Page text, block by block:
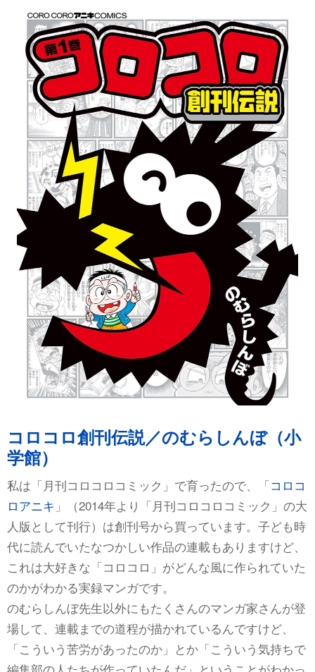
コロコロ創刊伝説／のむらしんぼ（小
学館）
私は「月刊コロコロコミック」で育ったので、「コロコ
ロアニキ 」（2014年より「月刊コロコロコミック」の大
人版として刊行）は創刊号から買っています。子ども時
代に読んでいたなつかしい作品の連載もありますけど、
これは大好きな「コロコロ」がどんな風に作られていた
のかがわかる実録マンガです。
のむらしんぼ先生以外にもたくさんのマンガ家さんが登
場して、連載までの道程が描かれているんですけど、
「こういう苦労があったのか」とか「こういう気持ちで